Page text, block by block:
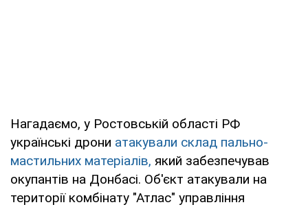
Нагадаємо, у Ростовській області РФ
українські дрони атакували склад пально-
мастильних матеріалів, який забезпечував
окупантів на Донбасі. Об'єкт атакували на
території комбінату "Атлас" управління